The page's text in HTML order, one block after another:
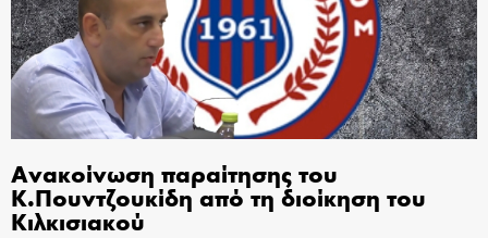
Ανακοίνωση παραίτησης του
Κ.Πουντζουκίδη από τη διοίκηση του
Κιλκισιακού